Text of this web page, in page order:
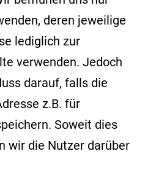
deren jeweilige
lediglich zur
verwenden. Jedoch
darauf, falls die
z.B. für
Soweit dies
wir die Nutzer darüber